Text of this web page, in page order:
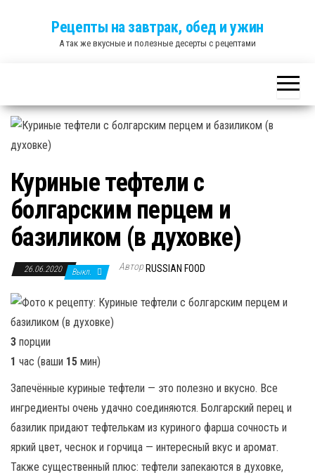
Рецепты на завтрак, обед и ужин
А так же вкусные и полезные десерты с рецептами
Куриные тефтели с
болгарским перцем и
базиликом (в духовке)
26.06.2020 Выкл. Автор RUSSIAN FOOD
3 порции
1 час (ваши 15 мин)
Запечённые куриные тефтели — это полезно и вкусно. Все
ингредиенты очень удачно соединяются. Болгарский перец и
базилик придают тефтелькам из куриного фарша сочность и
яркий цвет, чеснок и горчица — интересный вкус и аромат.
Также существенный плюс: тефтели запекаются в духовке,